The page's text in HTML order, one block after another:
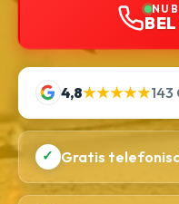
NU
4,8★★★★★143
✓ Gratis